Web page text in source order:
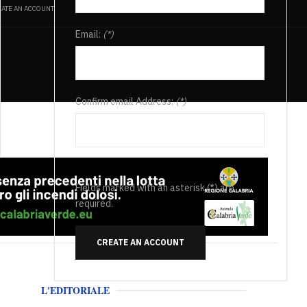
AN ACCOUNT
Email: (*)
Confirm email Address:(*)
Fields marked with an asterisk (*) are
required.
CREATE AN ACCOUNT
L'EDITORIALE